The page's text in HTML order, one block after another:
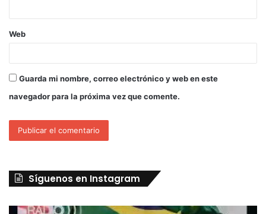
Web
Guarda mi nombre, correo electrónico y web en este
navegador para la próxima vez que comente.
Síguenos en Instagram